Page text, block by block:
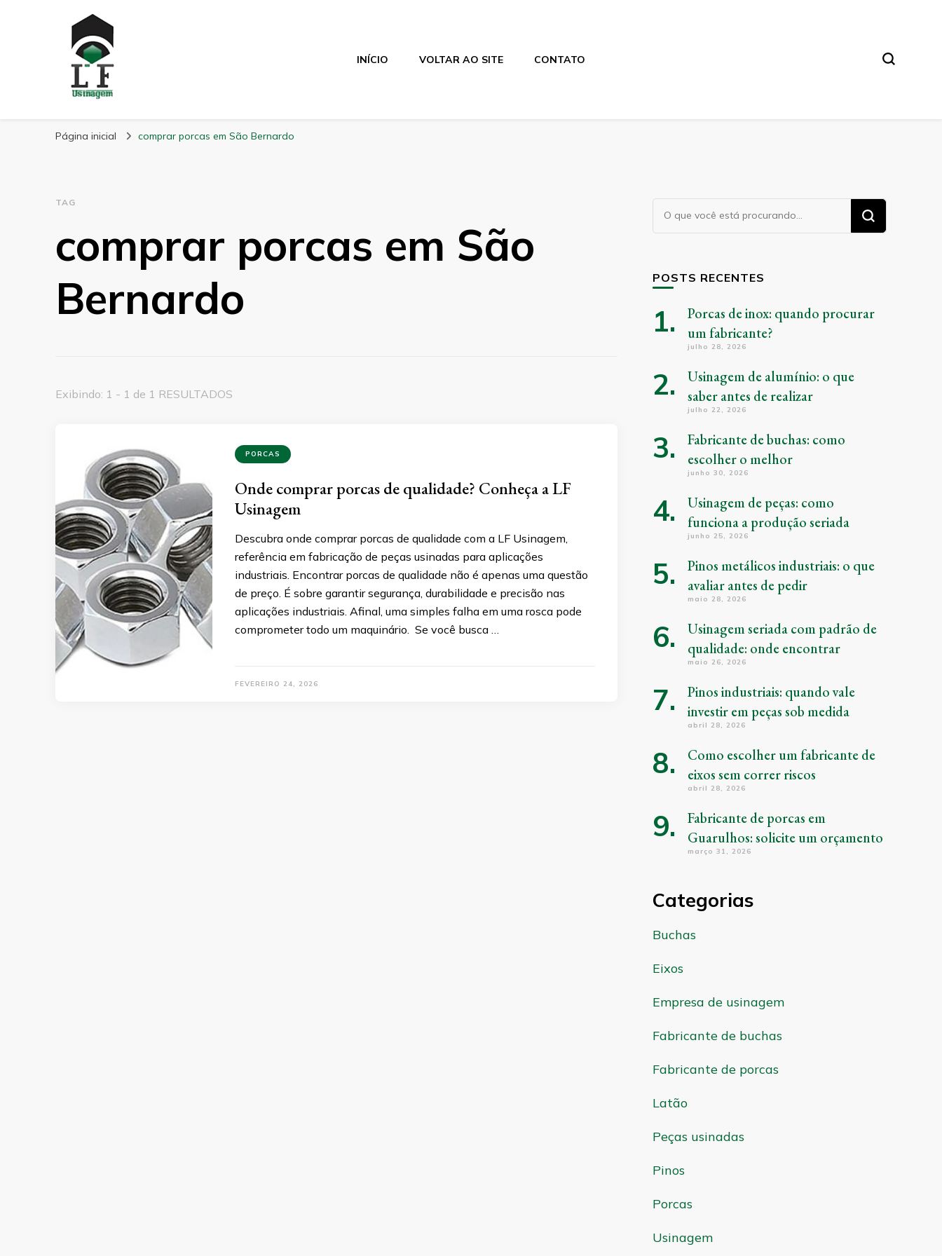
LF Usinagem
INÍCIO VOLTAR AO SITE CONTATO
Página inicial comprar porcas em São Bernardo
TAG
comprar porcas em São
Bernardo
Exibindo: 1 - 1 de 1 RESULTADOS
PORCAS
Onde comprar porcas de qualidade? Conheça a LF
Usinagem
Descubra onde comprar porcas de qualidade com a LF Usinagem,
referência em fabricação de peças usinadas para aplicações
industriais. Encontrar porcas de qualidade não é apenas uma questão
de preço. É sobre garantir segurança, durabilidade e precisão nas
aplicações industriais. Afinal, uma simples falha em uma rosca pode
comprometer todo um maquinário. Se você busca …
FEVEREIRO 24, 2026
Procurando
algo?
POSTS RECENTES
Porcas de inox: quando procurar
um fabricante?
julho 28, 2026
Usinagem de alumínio: o que
saber antes de realizar
julho 22, 2026
Fabricante de buchas: como
escolher o melhor
junho 30, 2026
Usinagem de peças: como
funciona a produção seriada
junho 25, 2026
Pinos metálicos industriais: o que
avaliar antes de pedir
maio 28, 2026
Usinagem seriada com padrão de
qualidade: onde encontrar
maio 26, 2026
Pinos industriais: quando vale
investir em peças sob medida
abril 28, 2026
Como escolher um fabricante de
eixos sem correr riscos
abril 28, 2026
Fabricante de porcas em
Guarulhos: solicite um orçamento
março 31, 2026
Categorias
Buchas
Eixos
Empresa de usinagem
Fabricante de buchas
Fabricante de porcas
Latão
Peças usinadas
Pinos
Porcas
Usinagem